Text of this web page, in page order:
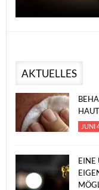
AKTUELLES
JUNI
EINE